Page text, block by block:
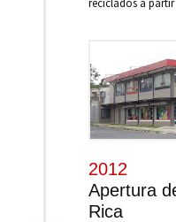
2012
Apertura
Rica